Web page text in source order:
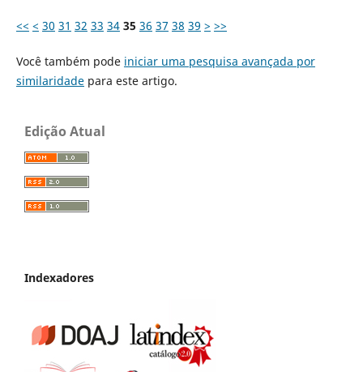
<< < 30 31 32 33 34 35 36 37 38 39 > >>
Você também pode iniciar uma pesquisa avançada por
similaridadepara este artigo.
Edição Atual
Indexadores